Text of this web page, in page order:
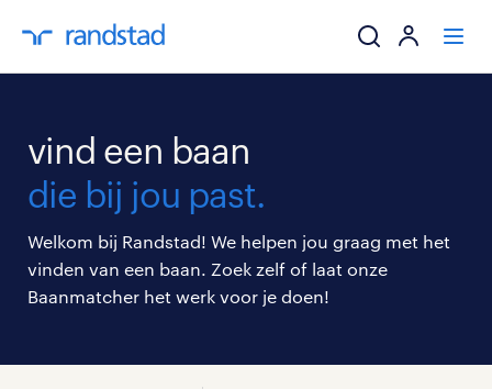
mijn carrière
over randstad
vind een baan
die bij jou past.
Welkom bij Randstad! We helpen jou graag met het
vinden van een baan. Zoek zelf of laat onze
Baanmatcher het werk voor je doen!